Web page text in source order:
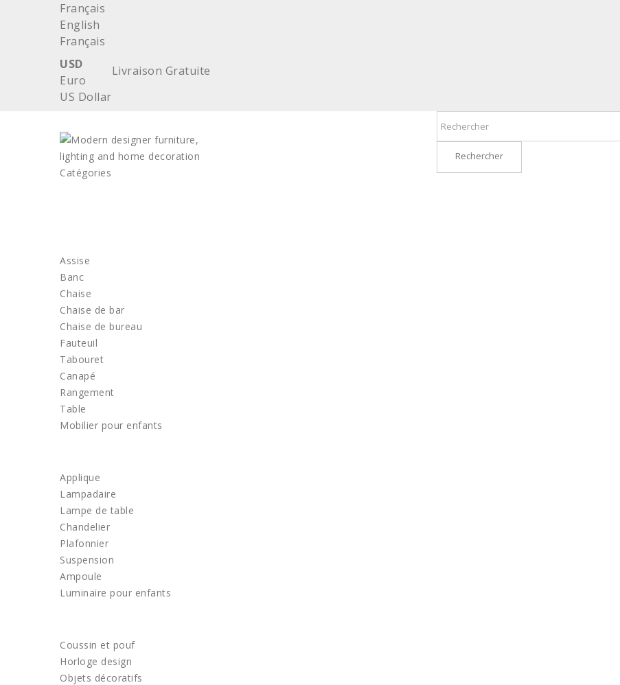
Français
English
Français
USD
Euro
US Dollar
Livraison Gratuite
Rechercher
Catégories
Assise
Banc
Chaise
Chaise de bar
Chaise de bureau
Fauteuil
Tabouret
Canapé
Rangement
Table
Mobilier pour enfants
Applique
Lampadaire
Lampe de table
Chandelier
Plafonnier
Suspension
Ampoule
Luminaire pour enfants
Coussin et pouf
Horloge design
Objets décoratifs